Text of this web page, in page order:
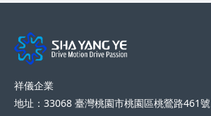
祥儀企業
地址：33068 臺灣桃園市桃園區桃鶯路461號